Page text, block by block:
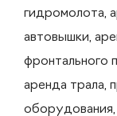
гидромолота,
автовышки,
фронтального
аренда трала,
оборудования,